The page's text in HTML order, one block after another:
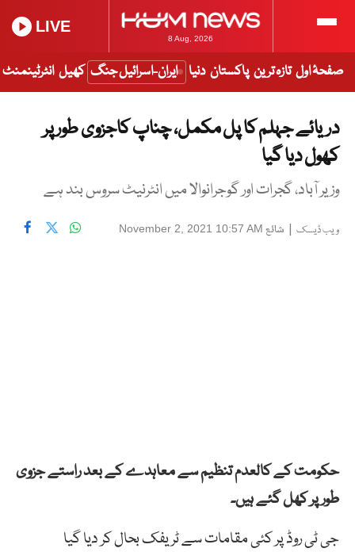
8 Aug, 2026
LIVE
صفحۂ اول تازہ ترین پاکستان دنیا ایران-اسرائیل جنگ کھیل انٹرٹینمنٹ
دریائے جہلم کا پل مکمل، چناپ کاجزوی طور پر
کھول دیا گیا
وزیر آباد، گجرات اور گوجرانوالا میں انٹرنیٹ سروس بند ہے
ویب ڈیسک | شائع November 2, 2021 10:57 AM
حکومت کے کالعدم تنظیم سے معاہدے کے بعد راستے جزوی
طورپر کھل گئے ہیں۔
جی ٹی روڈ پر کئی مقامات سے ٹریفک بحال کر دیا گیا